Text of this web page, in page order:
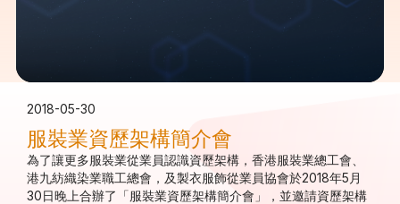
2018-05-30
服裝業資歷架構簡介會
為了讓更多服裝業從業員認識資歷架構，香港服裝業總工會、
港九紡織染業職工總會，及製衣服飾從業員協會於2018年5月
30日晚上合辦了「服裝業資歷架構簡介會」，並邀請資歷架構